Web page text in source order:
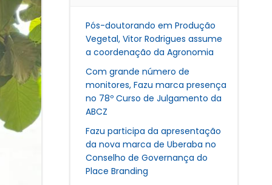
Pós-doutorando em Produção
Vegetal, Vitor Rodrigues assume
a coordenação da Agronomia
Com grande número de
monitores, Fazu marca presença
no 78º Curso de Julgamento da
ABCZ
Fazu participa da apresentação
da nova marca de Uberaba no
Conselho de Governança do
Place Branding